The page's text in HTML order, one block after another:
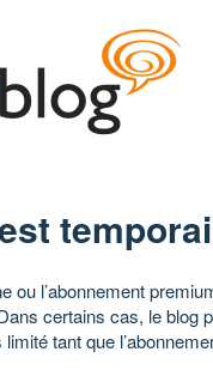
ou l’abonnement
certains cas, le blog
tant que